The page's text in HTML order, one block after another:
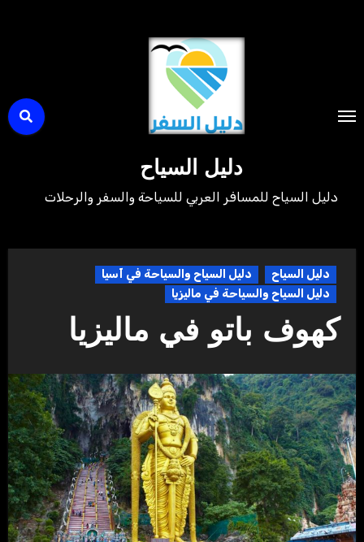
دليل السياح
دليل السياح للمسافر العربي للسياحة والسفر والرحلات
دليل السياح
دليل السياح والسياحة في آسيا
دليل السياح والسياحة في ماليزيا
كهوف باتو في ماليزيا